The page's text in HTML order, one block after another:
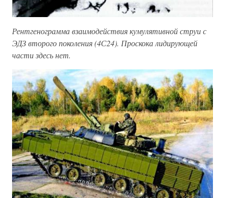
Рентгенограмма взаимодействия кумулятивной струи с
ЭДЗ второго поколения (4С24). Проскока лидирующей
части здесь нет.